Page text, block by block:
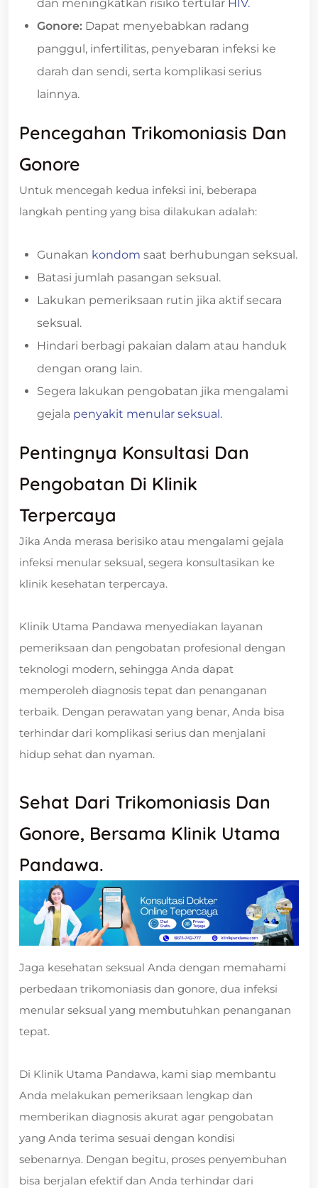
dan meningkatkan risiko tertular HIV.
Gonore: Dapat menyebabkan radang
panggul, infertilitas, penyebaran infeksi ke
darah dan sendi, serta komplikasi serius
lainnya.
Pencegahan Trikomoniasis Dan
Gonore
Untuk mencegah kedua infeksi ini, beberapa
langkah penting yang bisa dilakukan adalah:
Gunakan kondom saat berhubungan seksual.
Batasi jumlah pasangan seksual.
Lakukan pemeriksaan rutin jika aktif secara
seksual.
Hindari berbagi pakaian dalam atau handuk
dengan orang lain.
Segera lakukan pengobatan jika mengalami
gejala penyakit menular seksual.
Pentingnya Konsultasi Dan
Pengobatan Di Klinik
Terpercaya
Jika Anda merasa berisiko atau mengalami gejala
infeksi menular seksual, segera konsultasikan ke
klinik kesehatan terpercaya.
Klinik Utama Pandawa menyediakan layanan
pemeriksaan dan pengobatan profesional dengan
teknologi modern, sehingga Anda dapat
memperoleh diagnosis tepat dan penanganan
terbaik. Dengan perawatan yang benar, Anda bisa
terhindar dari komplikasi serius dan menjalani
hidup sehat dan nyaman.
Sehat Dari Trikomoniasis Dan
Gonore, Bersama Klinik Utama
Pandawa.
Jaga kesehatan seksual Anda dengan memahami
perbedaan trikomoniasis dan gonore, dua infeksi
menular seksual yang membutuhkan penanganan
tepat.
Di Klinik Utama Pandawa, kami siap membantu
Anda melakukan pemeriksaan lengkap dan
memberikan diagnosis akurat agar pengobatan
yang Anda terima sesuai dengan kondisi
sebenarnya. Dengan begitu, proses penyembuhan
bisa berjalan efektif dan Anda terhindar dari